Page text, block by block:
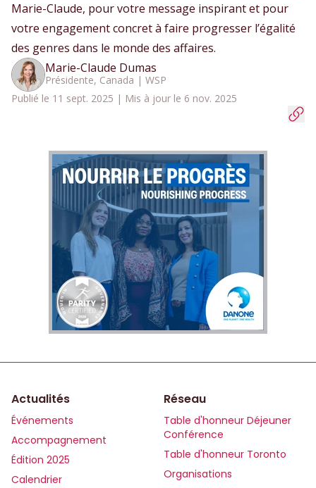
Marie-Claude, pour votre message inspirant et pour
votre engagement concret à faire progresser l’égalité
des genres dans le monde des affaires.
Marie-Claude Dumas
Présidente, Canada | WSP
Publié le 11 sept. 2025 | Mis à jour le 6 nov. 2025
Actualités
Événements
Accompagnement
Édition 2025
Calendrier
Réseau
Table d'honneur Déjeuner
Conférence
Table d'honneur Toronto
Organisations